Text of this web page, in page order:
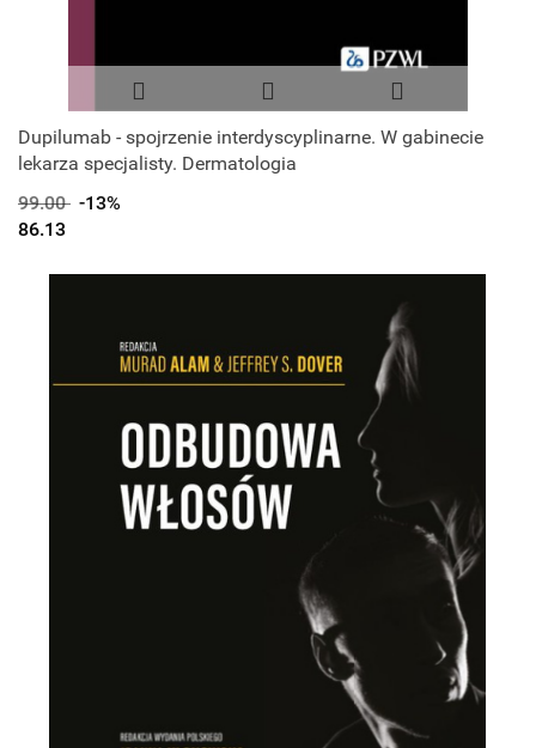
Dupilumab - spojrzenie interdyscyplinarne. W gabinecie
lekarza specjalisty. Dermatologia
99.00 -13%
86.13